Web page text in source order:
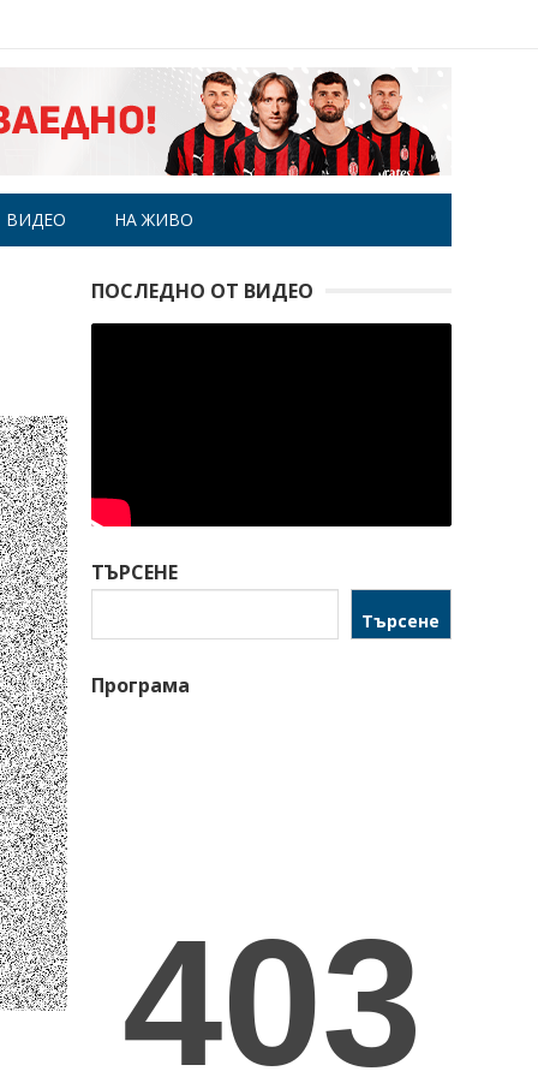
ВИДЕО НА ЖИВО
ПОСЛЕДНО ОТ ВИДЕО
ТЪРСЕНЕ
Търсене
Програма